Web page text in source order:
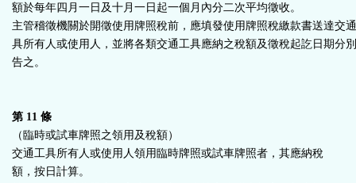
額於每年四月一日及十月一日起一個月內分二次平均徵收。
主管稽徵機關於開徵使用牌照稅前，應填發使用牌照稅繳款書送達交
具所有人或使用人，並將各類交通工具應納之稅額及徵稅起訖日期分
告之。
第 11 條
（臨時或試車牌照之領用及稅額）
交通工具所有人或使用人領用臨時牌照或試車牌照者，其應納稅
額，按日計算。